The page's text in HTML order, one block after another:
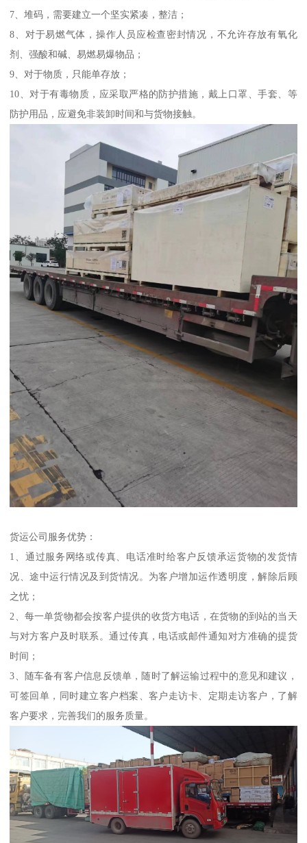
7、堆码，需要建立一个坚实紧凑，整洁；
8、对于易燃气体，操作人员应检查密封情况，不允许存放有氧化
剂、强酸和碱、易燃易爆物品；
9、对于物质，只能单存放；
10、对于有毒物质，应采取严格的防护措施，戴上口罩、手套、等
防护用品，应避免非装卸时间和与货物接触。
货运公司服务优势：
1、通过服务网络或传真、电话准时给客户反馈承运货物的发货情
况、途中运行情况及到货情况。为客户增加运作透明度，解除后顾
之忧；
2、每一单货物都会按客户提供的收货方电话，在货物的到站的当天
与对方客户及时联系。通过传真，电话或邮件通知对方准确的提货
时间；
3、随车备有客户信息反馈单，随时了解运输过程中的意见和建议，
可签回单，同时建立客户档案、客户走访卡、定期走访客户，了解
客户要求，完善我们的服务质量。